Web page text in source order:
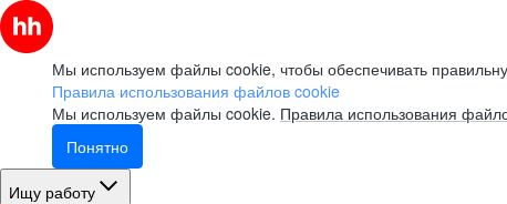
Мы используем файлы cookie, чтобы обеспечивать
Правила использования файлов cookie
Мы используем файлы cookie. Правила использования
Понятно
Ищу работу